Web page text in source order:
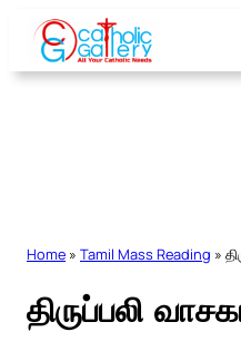
Skip
content
Home » Tamil Mass Reading »
திருப்பலி